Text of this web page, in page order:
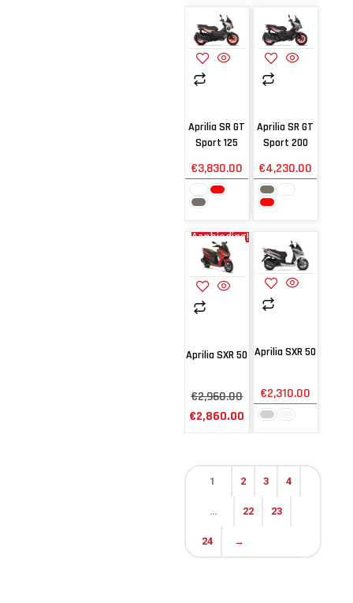
Aprilia SR GT
Sport 125
€3,830.00
Aprilia SR GT
Sport 200
€4,230.00
Aanbieding!
Aprilia SXR 50
€2,960.00
€2,860.00
Aprilia SXR 50
€2,310.00
1 2 3 4
… 22 23
24 →